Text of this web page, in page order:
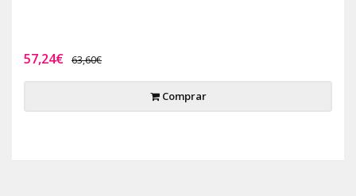
57,24€ 63,60€
Comprar